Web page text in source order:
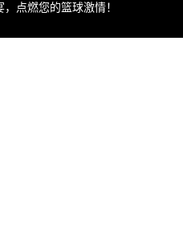
点燃您的篮球激情！